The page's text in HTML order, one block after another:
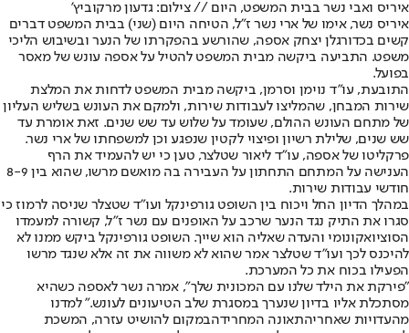
איריס ואבי נשר בבית המשפט, היום // צילום: גדעון מרקוביץ'
איריס נשר, אימו של ארי נשר ז"ל, הטיחה היום (שני) בבית המשפט דברים
קשים בכדורגלן יצחק אספה, שהורשע בהפקרתו של הנער ובשיבוש הליכי
משפט. התביעה ביקשה מבית המשפט להטיל על אספה עונש של מאסר
בפועל.
התובעת, עו״ד נוימן וסרמן, ביקשה מבית המשפט לדחות את המלצת
שירות המבחן, שהמליצו לעבודות שירות, ולמקם את העונש בשליש העליון
של מתחם העונש ההולם, שעומד על שלוש עד שש שנים. זאת אומרת עד
שש שנים, שלילת רשיון ופיצוי לקטין שנפגע וכן למשפחתו של ארי נשר.
פרקליטו של אספה, עו״ד ליאור שטלצר, טען כי יש להעמיד את הרף
הענישה על המתחם התחתון על העבירה בה מואשם מרשו, שהוא בין 8-9
חודשי עבודות שירות.
במהלך הדיון החל ויכוח בין השופט גורפינקל ועו״ד שטצלר שניסה לרמוז כי
סגרו את התיק נגד הנער שרכב על האופנים עם נשר ז״ל, קשורה למעמדו
הסוציואקונומי והעדה שאליה הוא שייך. השופט גורפינקל ביקש ממנו לא
להיכנס לכך ועו״ד שטלצר אמר שהוא לא משווה את זה אלא שנגד מרשו
הפעילו בכוח את כל המערכת.
"פירקת את הילד שלנו עם המכונית שלך", אמרה נשר לאספה כשהיא
מסתכלת אליו בדיון שנערך במסגרת שלב הטיעונים לעונש." למדנו
מהעדויות שאחריהתאונה המחרידהבמקום להושיט עזרה, המשכת